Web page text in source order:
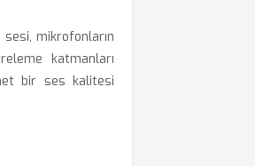
mikrofonların
katmanları
bir ses kalitesi